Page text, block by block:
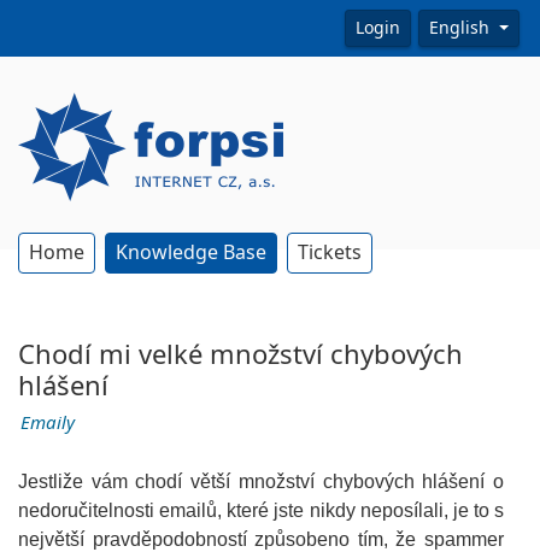
Login English
Home Knowledge Base Tickets
Chodí mi velké množství chybových
hlášení
Emaily
Jestliže vám chodí větší množství chybových hlášení o
nedoručitelnosti emailů, které jste nikdy neposílali, je to s
největší pravděpodobností způsobeno tím, že spammer